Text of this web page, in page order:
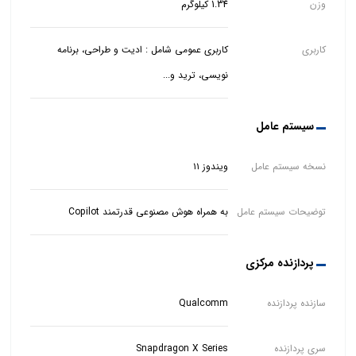
وزن 1.34 کیلوگرم
کاربری
کاربری عمومی شامل : ادیت و طراحی، برنامه
نویسی، ترید و...
سیستم عامل
نسخه سیستم عامل ویندوز ۱۱
توضیحات سیستم عامل به همراه هوش مصنوعی قدرتمند Copilot
پردازنده مرکزی
سازنده پردازنده Qualcomm
سری پردازنده Snapdragon X Series